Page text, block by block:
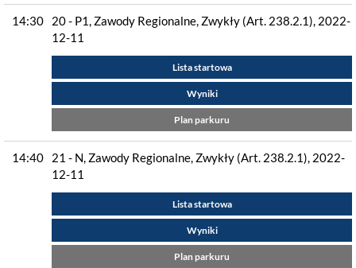
14:30
20 - P1, Zawody Regionalne, Zwykły (Art. 238.2.1), 2022-
12-11
Lista startowa
Wyniki
Plan parkuru
14:40
21 - N, Zawody Regionalne, Zwykły (Art. 238.2.1), 2022-
12-11
Lista startowa
Wyniki
Plan parkuru